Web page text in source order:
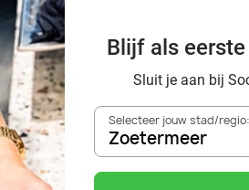
Egberts
Blijf als
Sluit je aan bij
Selecteer jouw stad/regio:
Zoetermeer